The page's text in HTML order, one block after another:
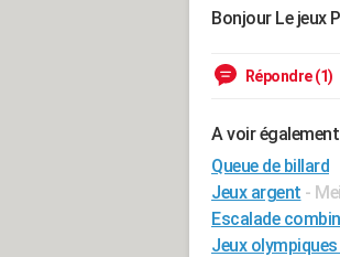
Bonjour Le jeux
Répondre (1)
A voir
Queue de billard
Jeux argent -
Escalade
Jeux